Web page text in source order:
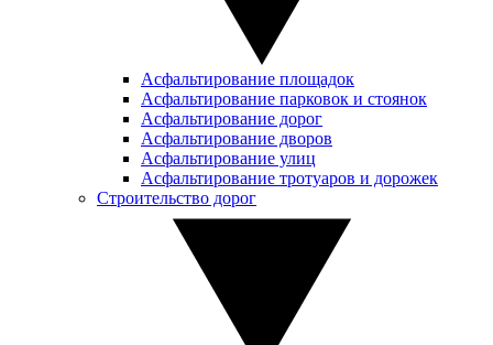
Асфальтирование площадок
Асфальтирование парковок и стоянок
Асфальтирование дорог
Асфальтирование дворов
Асфальтирование улиц
Асфальтирование тротуаров и дорожек
Строительство дорог